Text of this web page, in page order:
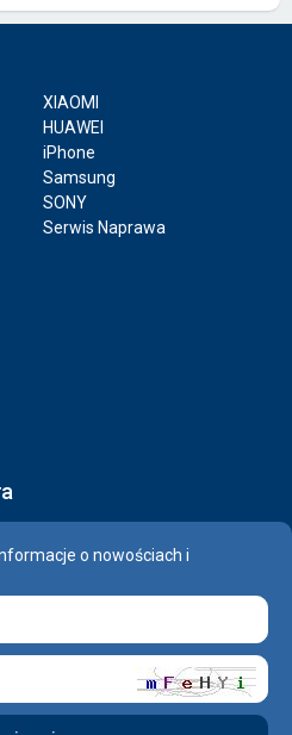
XIAOMI
HUAWEI
iPhone
Samsung
SONY
Serwis Naprawa
o nowościach i